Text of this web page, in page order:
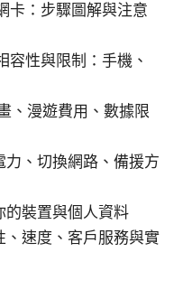
卡：步驟圖解與注意
容性與限制：手機、
、漫遊費用、數據限
、切換網路、備援方
的裝置與個人資料
速度、客戶服務與實